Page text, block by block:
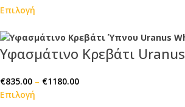
Επιλογή
Υφασμάτινο Κρεβάτι Uranus
€835.00 – €1180.00
Επιλογή